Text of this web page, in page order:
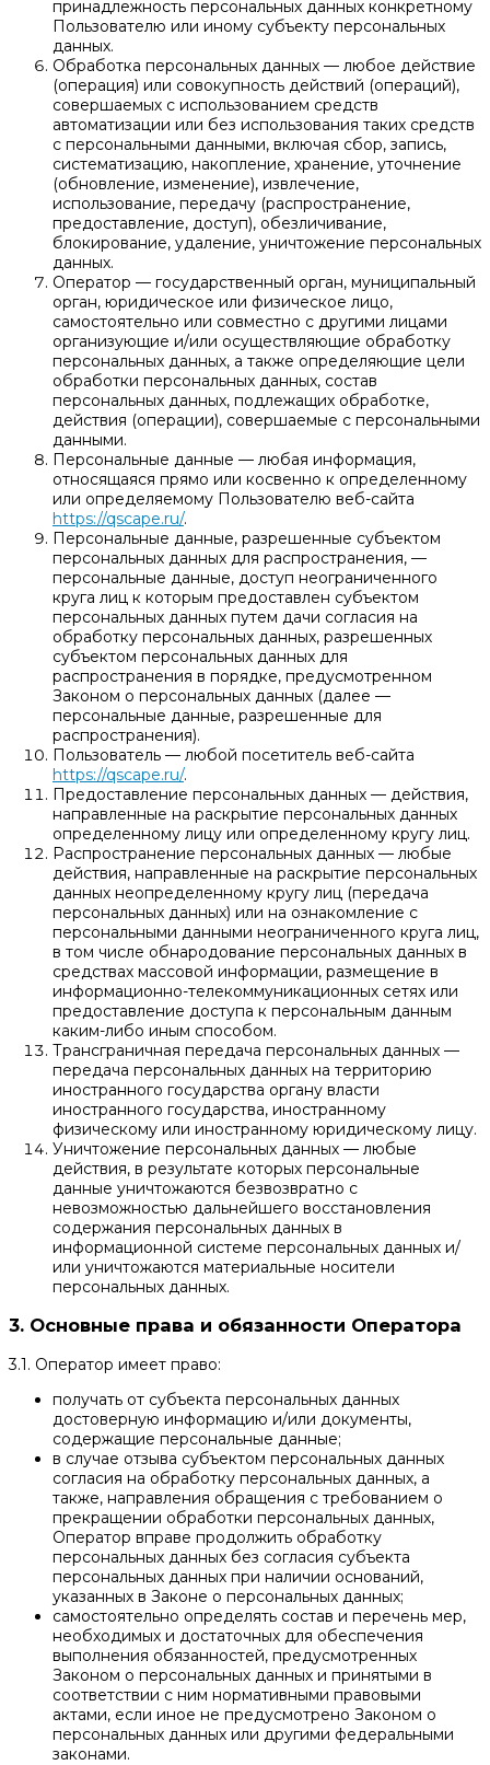
принадлежность персональных данных конкретному
Пользователю или иному субъекту персональных
данных.
Обработка персональных данных — любое действие
(операция) или совокупность действий (операций),
совершаемых с использованием средств
автоматизации или без использования таких средств
с персональными данными, включая сбор, запись,
систематизацию, накопление, хранение, уточнение
(обновление, изменение), извлечение,
использование, передачу (распространение,
предоставление, доступ), обезличивание,
блокирование, удаление, уничтожение персональных
данных.
Оператор — государственный орган, муниципальный
орган, юридическое или физическое лицо,
самостоятельно или совместно с другими лицами
организующие и/или осуществляющие обработку
персональных данных, а также определяющие цели
обработки персональных данных, состав
персональных данных, подлежащих обработке,
действия (операции), совершаемые с персональными
данными.
Персональные данные — любая информация,
относящаяся прямо или косвенно к определенному
или определяемому Пользователю веб-сайта
https://qscape.ru/.
Персональные данные, разрешенные субъектом
персональных данных для распространения, —
персональные данные, доступ неограниченного
круга лиц к которым предоставлен субъектом
персональных данных путем дачи согласия на
обработку персональных данных, разрешенных
субъектом персональных данных для
распространения в порядке, предусмотренном
Законом о персональных данных (далее —
персональные данные, разрешенные для
распространения).
Пользователь — любой посетитель веб-сайта
https://qscape.ru/.
Предоставление персональных данных — действия,
направленные на раскрытие персональных данных
определенному лицу или определенному кругу лиц.
Распространение персональных данных — любые
действия, направленные на раскрытие персональных
данных неопределенному кругу лиц (передача
персональных данных) или на ознакомление с
персональными данными неограниченного круга лиц,
в том числе обнародование персональных данных в
средствах массовой информации, размещение в
информационно-телекоммуникационных сетях или
предоставление доступа к персональным данным
каким-либо иным способом.
Трансграничная передача персональных данных —
передача персональных данных на территорию
иностранного государства органу власти
иностранного государства, иностранному
физическому или иностранному юридическому лицу.
Уничтожение персональных данных — любые
действия, в результате которых персональные
данные уничтожаются безвозвратно с
невозможностью дальнейшего восстановления
содержания персональных данных в
информационной системе персональных данных и/
или уничтожаются материальные носители
персональных данных.
3. Основные права и обязанности Оператора
3.1. Оператор имеет право:
получать от субъекта персональных данных
достоверную информацию и/или документы,
содержащие персональные данные;
в случае отзыва субъектом персональных данных
согласия на обработку персональных данных, а
также, направления обращения с требованием о
прекращении обработки персональных данных,
Оператор вправе продолжить обработку
персональных данных без согласия субъекта
персональных данных при наличии оснований,
указанных в Законе о персональных данных;
самостоятельно определять состав и перечень мер,
необходимых и достаточных для обеспечения
выполнения обязанностей, предусмотренных
Законом о персональных данных и принятыми в
соответствии с ним нормативными правовыми
актами, если иное не предусмотрено Законом о
персональных данных или другими федеральными
законами.